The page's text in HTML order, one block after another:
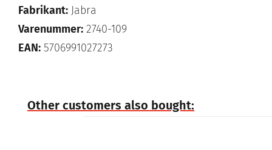
Fabrikant: Jabra
Varenummer: 2740-109
EAN: 5706991027273
Other customers also bought: